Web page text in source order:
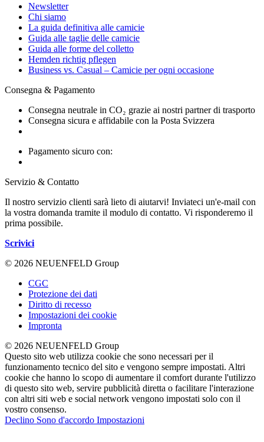
Newsletter
Chi siamo
La guida definitiva alle camicie
Guida alle taglie delle camicie
Guida alle forme del colletto
Hemden richtig pflegen
Business vs. Casual – Camicie per ogni occasione
Consegna & Pagamento
Consegna neutrale in CO₂ grazie ai nostri partner di trasporto
Consegna sicura e affidabile con la Posta Svizzera
Pagamento sicuro con:
Servizio & Contatto
Il nostro servizio clienti sarà lieto di aiutarvi! Inviateci un'e-mail con
la vostra domanda tramite il modulo di contatto. Vi risponderemo il
prima possibile.
Scrivici
© 2026 NEUENFELD Group
CGC
Protezione dei dati
Diritto di recesso
Impostazioni dei cookie
Impronta
© 2026 NEUENFELD Group
Questo sito web utilizza cookie che sono necessari per il
funzionamento tecnico del sito e vengono sempre impostati. Altri
cookie che hanno lo scopo di aumentare il comfort durante l'utilizzo
di questo sito web, servire pubblicità diretta o facilitare l'interazione
con altri siti web e social network vengono impostati solo con il
vostro consenso.
Declino Sono d'accordo Impostazioni